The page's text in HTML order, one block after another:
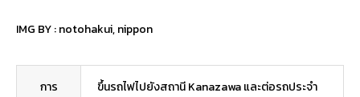
IMG BY :notohakui,nippon
การ
ขึ้นรถไฟไปยังสถานี Kanazawa และต่อรถประจำ